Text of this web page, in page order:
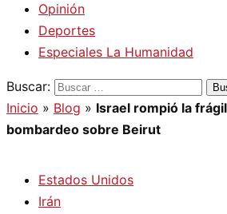
Opinión
Deportes
Especiales La Humanidad
Buscar:
Inicio » Blog » Israel rompió la
bombardeo sobre Beirut
Estados Unidos
Irán